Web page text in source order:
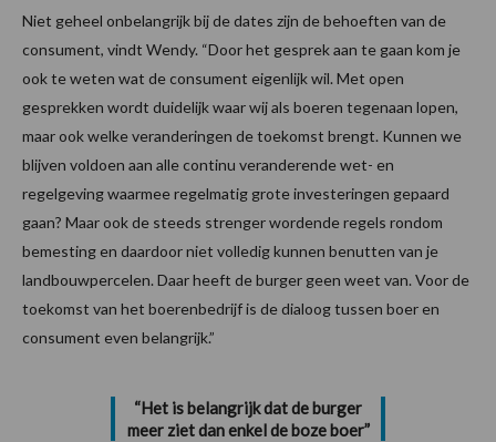
Niet geheel onbelangrijk bij de dates zijn de behoeften van de
consument, vindt Wendy. “Door het gesprek aan te gaan kom je
ook te weten wat de consument eigenlijk wil. Met open
gesprekken wordt duidelijk waar wij als boeren tegenaan lopen,
maar ook welke veranderingen de toekomst brengt. Kunnen we
blijven voldoen aan alle continu veranderende wet- en
regelgeving waarmee regelmatig grote investeringen gepaard
gaan? Maar ook de steeds strenger wordende regels rondom
bemesting en daardoor niet volledig kunnen benutten van je
landbouwpercelen. Daar heeft de burger geen weet van. Voor de
toekomst van het boerenbedrijf is de dialoog tussen boer en
consument even belangrijk.”
“Het is belangrijk dat de burger
meer ziet dan enkel de boze boer”